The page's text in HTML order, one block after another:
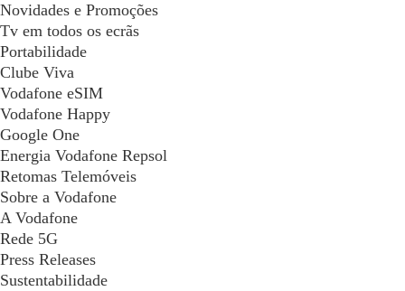
Novidades e Promoções
Tv em todos os ecrãs
Portabilidade
Clube Viva
Vodafone eSIM
Vodafone Happy
Google One
Energia Vodafone Repsol
Retomas Telemóveis
Sobre a Vodafone
A Vodafone
Rede 5G
Press Releases
Sustentabilidade